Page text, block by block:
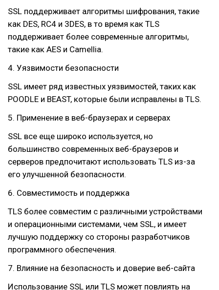
SSL поддерживает алгоритмы шифрования, такие
как DES, RC4 и 3DES, в то время как TLS
поддерживает более современные алгоритмы,
такие как AES и Camellia.
4. Уязвимости безопасности
SSL имеет ряд известных уязвимостей, таких как
POODLE и BEAST, которые были исправлены в TLS.
5. Применение в веб-браузерах и серверах
SSL все еще широко используется, но
большинство современных веб-браузеров и
серверов предпочитают использовать TLS из-за
его улучшенной безопасности.
6. Совместимость и поддержка
TLS более совместим с различными устройствами
и операционными системами, чем SSL, и имеет
лучшую поддержку со стороны разработчиков
программного обеспечения.
7. Влияние на безопасность и доверие веб-сайта
Использование SSL или TLS может повлиять на